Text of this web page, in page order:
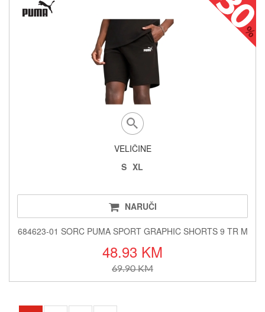
VELIČINE
S XL
NARUČI
684623-01 SORC PUMA SPORT GRAPHIC SHORTS 9 TR M
48.93 KM
69.90 KM